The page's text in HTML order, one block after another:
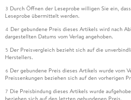
3 Durch Öffnen der Leseprobe willigen Sie ein,
Leseprobe übermittelt werden.
4 Der gebundene Preis dieses Artikels wird nach
dargestellten Datums vom Verlag angehoben.
5 Der Preisvergleich bezieht sich auf die
Herstellers.
6 Der gebundene Preis dieses Artikels wurde vom
Preissenkungen beziehen sich auf den vorherigen
7 Die Preisbindung dieses Artikels wurde